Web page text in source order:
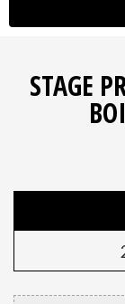
STAGE